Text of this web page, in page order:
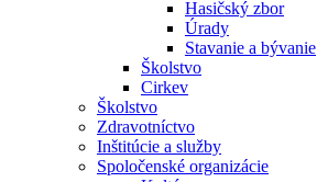
Hasičský zbor
Úrady
Stavanie a bývanie
Školstvo
Cirkev
Školstvo
Zdravotníctvo
Inštitúcie a služby
Spoločenské organizácie